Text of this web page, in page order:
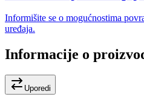
Informišite se o mogućnostima
uređaja.
Informacije o
Uporedi